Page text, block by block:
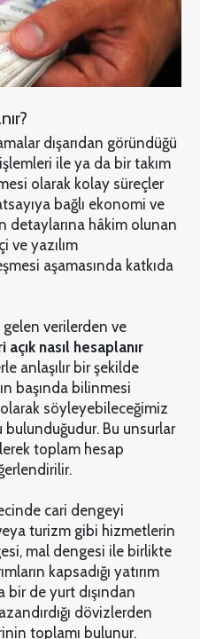
dışarıdan göründüğü
ile ya da bir takım
olarak kolay süreçler
bağlı ekonomi ve
detaylarına hâkim olunan
ve yazılım
aşamasında katkıda
verilerden ve
açık nasıl hesaplanır
anlaşılır bir şekilde
başında bilinmesi
söyleyebileceğimiz
Bu unsurlar
toplam hesap
cari dengeyi
turizm gibi hizmetlerin
mal dengesi ile birlikte
kapsadığı yatırım
bir de yurt dışından
dövizlerden
toplamı bulunur.